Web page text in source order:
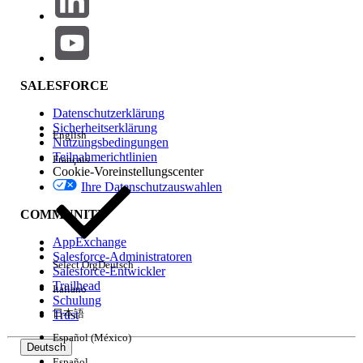
1. Herunterladen und Installieren von OpenJDK,
Version 11
<Windows>
Java Runtime Environment (JRE), Version 11 oder höher
(Zulu OpenJDK, Version 11 oder höher etc.)
<macOS>
Java Runtime Environment (JRE), Version 11 oder höher
(Zulu OpenJDK, Version 11 oder höher etc.)
Installieren von Zulu JDK
Für Windows
SALESFORCE
Datenschutzerklärung
Sicherheitserklärung
Nutzungsbedingungen
Teilnahmerichtlinien
Cookie-Voreinstellungscenter
Ihre Datenschutzauswahlen
COMMUNITY
AppExchange
Salesforce-Administratoren
Salesforce-Entwickler
Trailhead
Schulung
Trust
Deutsch
English
Français
Select OrgDeutsch
Italiano
日本語
Español (México)